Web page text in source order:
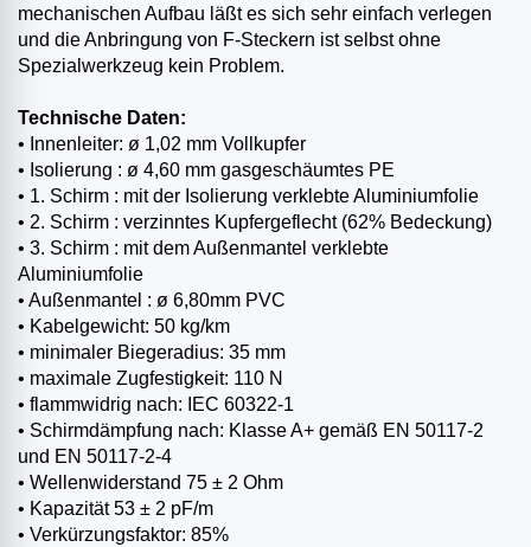
mechanischen Aufbau läßt es sich sehr einfach verlegen
und die Anbringung von F-Steckern ist selbst ohne
Spezialwerkzeug kein Problem.
Technische Daten:
• Innenleiter: ø 1,02 mm Vollkupfer
• Isolierung : ø 4,60 mm gasgeschäumtes PE
• 1. Schirm : mit der Isolierung verklebte Aluminiumfolie
• 2. Schirm : verzinntes Kupfergeflecht (62% Bedeckung)
• 3. Schirm : mit dem Außenmantel verklebte
Aluminiumfolie
• Außenmantel : ø 6,80mm PVC
• Kabelgewicht: 50 kg/km
• minimaler Biegeradius: 35 mm
• maximale Zugfestigkeit: 110 N
• flammwidrig nach: IEC 60322-1
• Schirmdämpfung nach: Klasse A+ gemäß EN 50117-2
und EN 50117-2-4
• Wellenwiderstand 75 ± 2 Ohm
• Kapazität 53 ± 2 pF/m
• Verkürzungsfaktor: 85%